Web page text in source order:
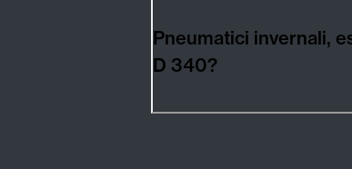
Pneumatici invernali,
D 340?